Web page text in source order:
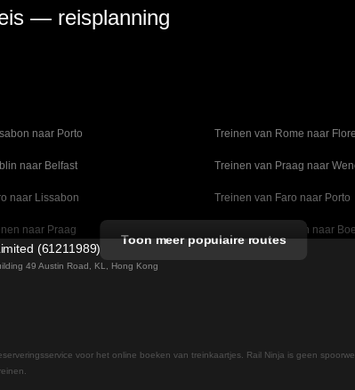
— reisplanning
naar Porto Treinen van Rome naar
naar Belfast Treinen van Praag naar
naar Lissabon Treinen van Faro naar Porto
naar Praag Treinen van Wenen naar
naar Madrid
naar Helsinki Treinen van Rome naar
Toon meer populaire routes
(61211989)
49 Austin Road, KL, Hong Kong
voor het online boeken van treinkaartjes. Rail Ninja is geen